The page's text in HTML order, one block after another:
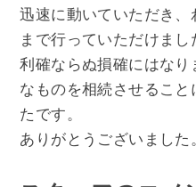
迅速に動いていただき、
まで行っていただけまし
利確ならぬ損確にはな
なものを相続させるこ
たです。
ありがとうございました